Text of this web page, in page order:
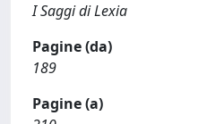
I Saggi di Lexia
Pagine (da)
189
Pagine (a)